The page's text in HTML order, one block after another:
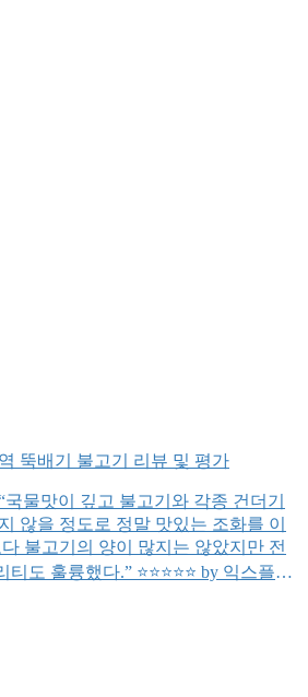
뚝배기 불고기 리뷰 및 평가
물맛이 깊고 불고기와 각종 건더기
않을 정도로 정말 맛있는 조화를 이
불고기의 양이 많지는 않았지만 전
도 훌륭했다.” ⭐️⭐️⭐️⭐️⭐️ by 익스플로